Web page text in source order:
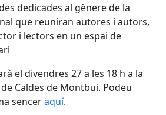
dedicades al gènere de la
que reuniran autores i autors,
i lectors en un espai de
el divendres 27 a les 18 h a la
Caldes de Montbui. Podeu
senceraquí.